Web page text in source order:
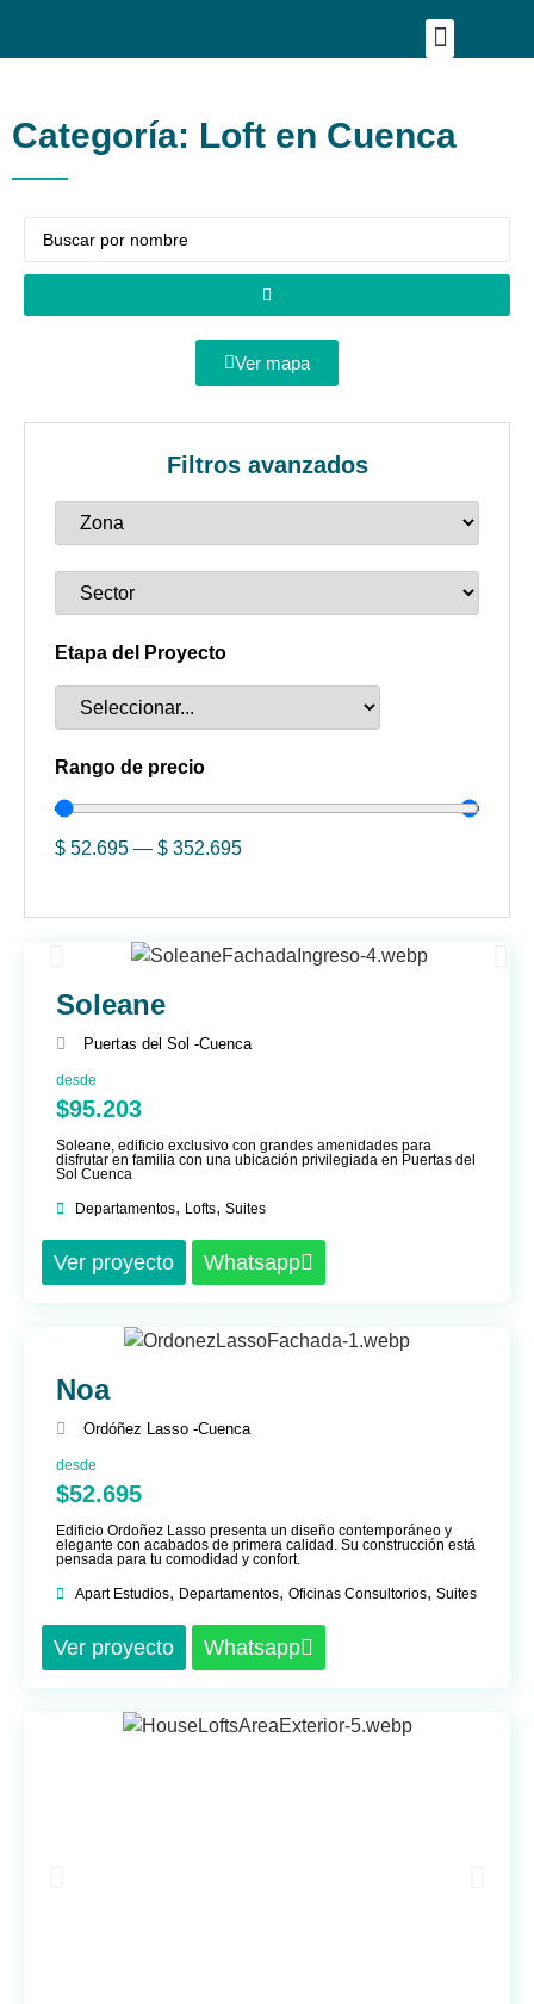
Categoría: Loft en Cuenca
Ver mapa
Soleane
Puertas del Sol -Cuenca
desde
$95.203
Soleane, edificio exclusivo con grandes amenidades para
disfrutar en familia con una ubicación privilegiada en Puertas del
Sol Cuenca
Departamentos, Lofts, Suites
Ver proyecto Whatsapp
Noa
Ordóñez Lasso -Cuenca
desde
$52.695
Edificio Ordoñez Lasso presenta un diseño contemporáneo y
elegante con acabados de primera calidad. Su construcción está
pensada para tu comodidad y confort.
Apart Estudios, Departamentos, Oficinas Consultorios, Suites
Ver proyecto Whatsapp
Filtros avanzados
Etapa del Proyecto
Rango de precio
$ 52.695 — $ 352.695